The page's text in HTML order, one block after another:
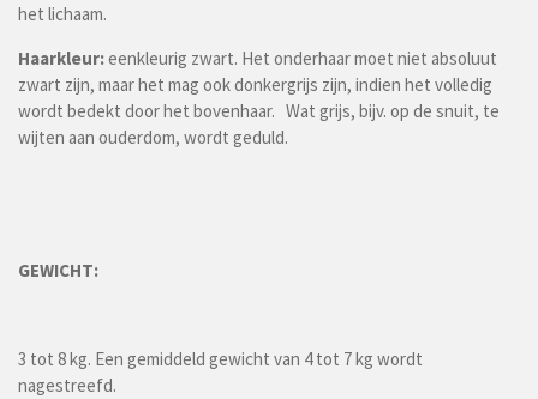
het lichaam.
Haarkleur:eenkleurig zwart. Het onderhaar moet niet absoluut
zwart zijn, maar het mag ook donkergrijs zijn, indien het volledig
wordt bedekt door het bovenhaar. Wat grijs, bijv. op de snuit, te
wijten aan ouderdom, wordt geduld.
GEWICHT:
3 tot 8 kg. Een gemiddeld gewicht van 4 tot 7 kg wordt
nagestreefd.